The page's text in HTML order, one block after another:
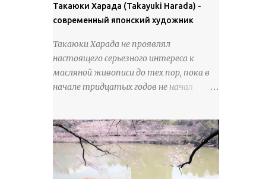
18 век. Шахматный набор "Рыцари
против турок" в шкатулке из
см, Холмогоры, 18 век....
покрова может восприниматься как
матовая. Такое свойство чаще всего
метелевого и фирнизированного снега.
Тем не менее, иногда значительное
количество кристаллов может
располагаться в одной плоскости,
поверхностной изморози. В данном
случае усиливается зеркальное
отражение, что приводит к
искристости снега, зависящей от
положения наблюдателя и высоты
Такаюки Харада (Takayuki Harada) -
современный японский художник
Такаюки Харада не проявлял
настоящего серьезного интереса к
масляной живописи до тех пор, пока в
начале тридцатых годов не начал
художественные музеи и галереи, он
был глубоко тронут и вдохновлен
красотой масляной живописи великих
мастеров. Искусствовед Брайан